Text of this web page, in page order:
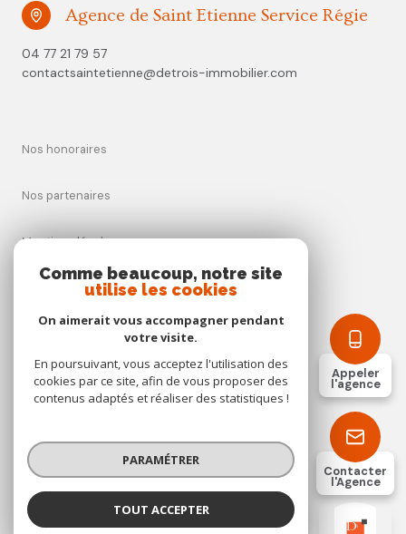
DETROIS IMMOBILIER
Appeler
l'agence
Contacter
l'Agence
Agence de Saint Etienne Service Régie
04 77 21 79 57
contactsaintetienne@detrois-immobilier.com
Nos honoraires
Nos partenaires
Mentions légales
Cookies
© 2026 | Tous droits réservés
Réalisé par
Comme beaucoup, notre site
utilise les cookies
On aimerait vous accompagner pendant
votre visite.
En poursuivant, vous acceptez l'utilisation des
cookies par ce site, afin de vous proposer des
contenus adaptés et réaliser des statistiques !
PARAMÉTRER
TOUT ACCEPTER